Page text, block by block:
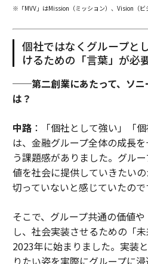
※「MVV」はMission（ミッション）、Vision（
個社ではなくグループと
けるための「言葉」が必
──第二創業にあたって、ソニ
は？
中路：「個社として強い」「
は、金融グループ全体の成長
う課題感がありました。グル
値を社会に提供していきたい
切っていないと感じていたので
そこで、グループ共通の価値
し、社会実装させるための「
2023年に始まりました。実装
りたい姿を実際にグループに